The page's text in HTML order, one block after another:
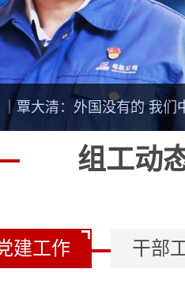
覃大清：外国没有的 我们
陈清洲：我要当好警察 为
组工动
建工作 干部